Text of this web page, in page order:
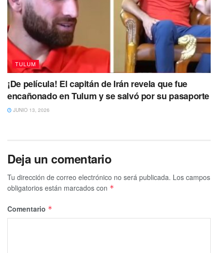
TULUM
¡De película! El capitán de Irán revela que fue
encañonado en Tulum y se salvó por su pasaporte
JUNIO 13, 2026
Deja un comentario
Tu dirección de correo electrónico no será publicada. Los campos
obligatorios están marcados con *
Comentario *